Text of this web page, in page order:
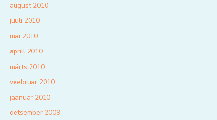
august 2010
juuli 2010
mai 2010
aprill 2010
märts 2010
veebruar 2010
jaanuar 2010
detsember 2009